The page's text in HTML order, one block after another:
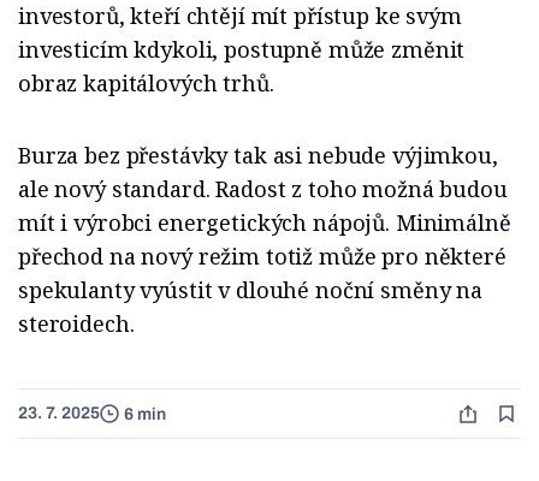
investorů, kteří chtějí mít přístup ke svým
investicím kdykoli, postupně může změnit
obraz kapitálových trhů.
Burza bez přestávky tak asi nebude výjimkou,
ale nový standard. Radost z toho možná budou
mít i výrobci energetických nápojů. Minimálně
přechod na nový režim totiž může pro některé
spekulanty vyústit v dlouhé noční směny na
steroidech.
23. 7. 2025 6 min